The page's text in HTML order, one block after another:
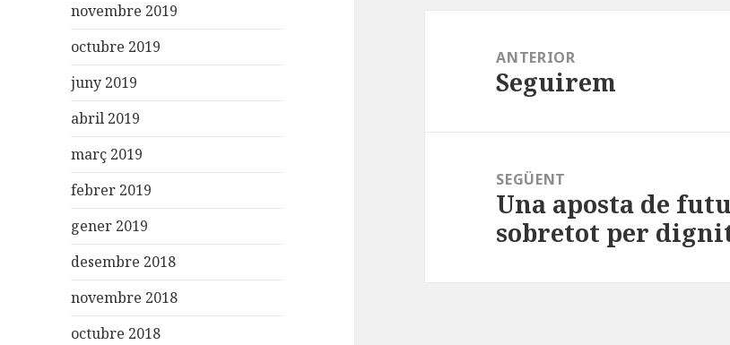
novembre 2019
octubre 2019
juny 2019
abril 2019
març 2019
febrer 2019
gener 2019
desembre 2018
novembre 2018
octubre 2018
d'entradesANTERIOR
Entrada
Seguirem
SEGÜENT
Entrada
següent:
Una aposta de
sobretot per